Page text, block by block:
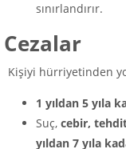
sınırlandırır.
Cezalar
Kişiyi hürriyetinden
1 yıldan 5 yıla
Suç, cebir,
yıldan 7 yıla